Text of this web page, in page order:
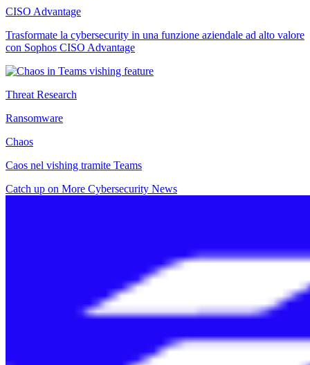
CISO Advantage
Trasformate la cybersecurity in una funzione aziendale ad alto valore
con Sophos CISO Advantage
Threat Research
Ransomware
Chaos
Caos nel vishing tramite Teams
Catch up on More Cybersecurity News